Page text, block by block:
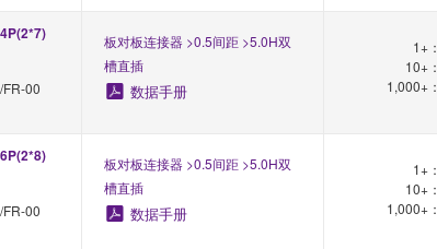
00
板对板连接器 >0.5间距 >5.0H双
槽直插
数据手册
1+：
10+：
1,000+：
00
板对板连接器 >0.5间距 >5.0H双
槽直插
数据手册
1+：
10+：
1,000+：